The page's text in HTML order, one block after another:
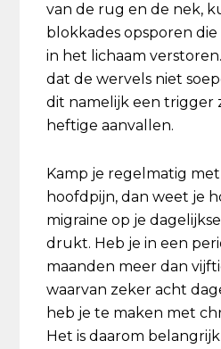
van de rug en de nek,
blokkades opsporen
in het lichaam
dat de wervels niet
dit namelijk een trigger
heftige aanvallen.
Kamp je regelmatig
hoofdpijn, dan weet je
migraine op je
drukt. Heb je in een
maanden meer dan
waarvan zeker acht
heb je te maken met
Het is daarom